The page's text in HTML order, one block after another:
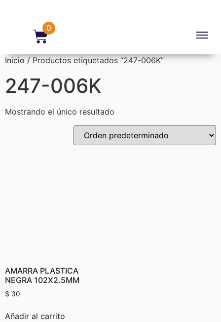
0
Inicio/ Productos etiquetados “247-006K”
247-006K
Mostrando el único resultado
AMARRA PLASTICA
NEGRA 102X2.5MM
$ 30
Añadir al carrito